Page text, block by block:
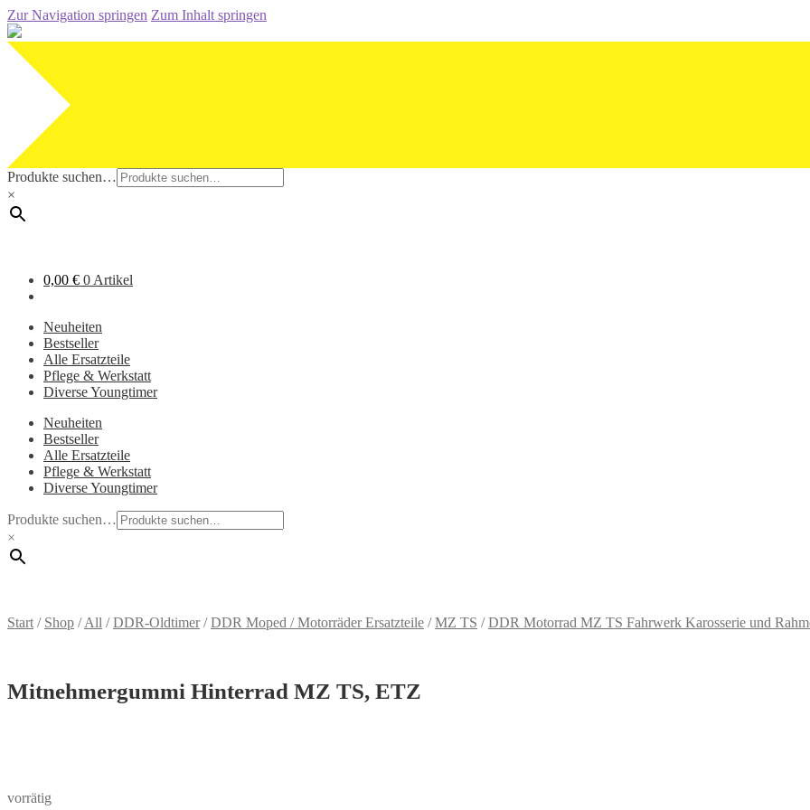
Zur Navigation springen Zum Inhalt springen
Produkte suchen…
×
0,00 € 0 Artikel
Neuheiten
Bestseller
Alle Ersatzteile
Pflege & Werkstatt
Diverse Youngtimer
Neuheiten
Bestseller
Alle Ersatzteile
Pflege & Werkstatt
Diverse Youngtimer
Produkte suchen…
×
Start / Shop /All /DDR-Oldtimer/DDR Moped / Motorräder Ersatzteile /MZ TS /DDR Motorrad MZ TS Fahrwerk Karosserie und
Mitnehmergummi Hinterrad MZ TS, ETZ
vorrätig